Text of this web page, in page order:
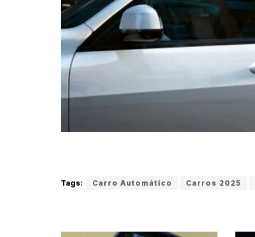
Tags: Carro Automático Carros 2025